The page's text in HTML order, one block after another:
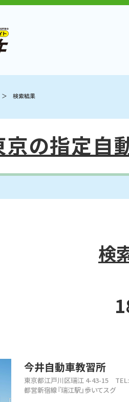
検索結果
京の指定自
検
今井自動車教習所
東京都江戸川区瑞江 4-43-15
都営新宿線『瑞江駅』歩いてスグ